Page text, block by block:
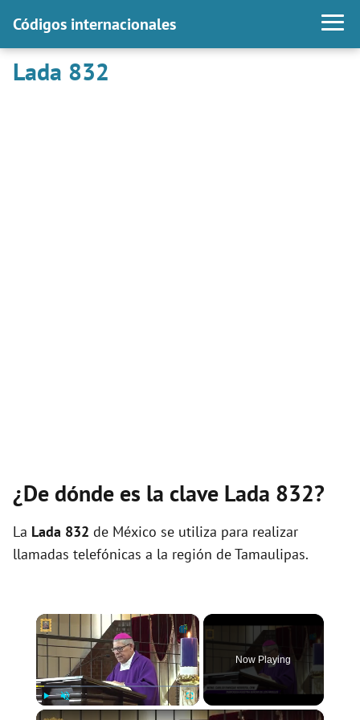
Códigos internacionales
Lada 832
¿De dónde es la clave Lada 832?
La Lada 832 de México se utiliza para realizar
llamadas telefónicas a la región de Tamaulipas.
×
Fullscreen
Now Playing
×